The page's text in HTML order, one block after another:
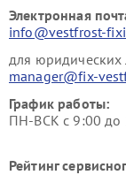
Электронная
info@vestfrost-
для юридических
manager@fix-
График работы:
ПН-ВСК с 9:00 до
Рейтинг